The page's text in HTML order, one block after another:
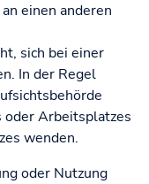
einen anderen
sich bei einer
In der Regel
Arbeitsplatzes
wenden.
oder Nutzung